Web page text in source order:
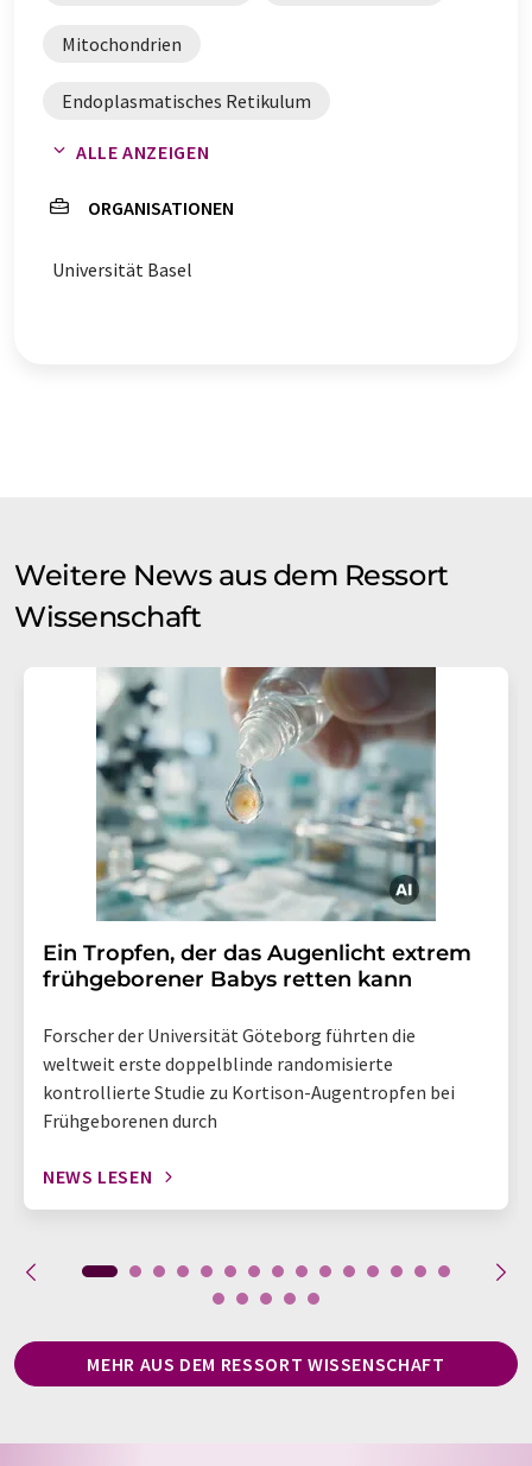
Mitochondrien
Endoplasmatisches Retikulum
zellulärer Stress
ALLE ANZEIGEN
ORGANISATIONEN
Universität Basel
Weitere News aus dem Ressort
Wissenschaft
Ein Tropfen, der das Augenlicht extrem
frühgeborener Babys retten kann
Forscher der Universität Göteborg führten die
weltweit erste doppelblinde randomisierte
kontrollierte Studie zu Kortison-Augentropfen bei
Frühgeborenen durch
NEWS LESEN
MEHR AUS DEM RESSORT WISSENSCHAFT